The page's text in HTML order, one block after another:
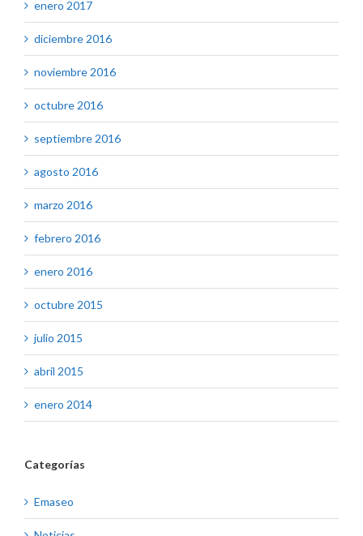
enero 2017
diciembre 2016
noviembre 2016
octubre 2016
septiembre 2016
agosto 2016
marzo 2016
febrero 2016
enero 2016
octubre 2015
julio 2015
abril 2015
enero 2014
Categorías
Emaseo